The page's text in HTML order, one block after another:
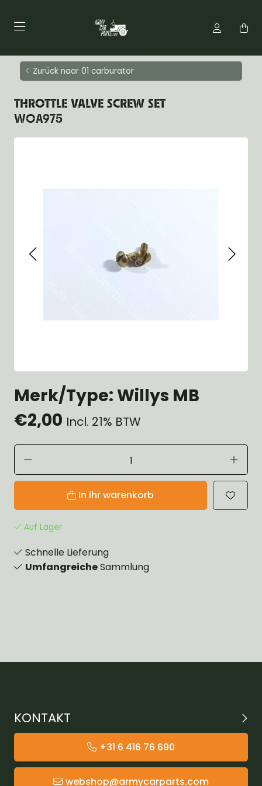
Zurück naar 01 carburator
THROTTLE VALVE SCREW SET
WOA975
Merk/Type: Willys MB
€2,00 Incl. 21% BTW
In ihr warenkorb
Auf Lager
Schnelle Lieferung
UmfangreicheSammlung
KONTAKT
+31 6 416 76 690
webshop@armycarparts.com